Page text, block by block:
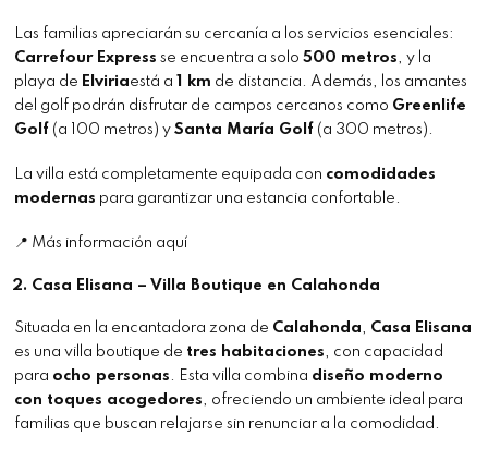
Las familias apreciarán su cercanía a los servicios esenciales:
Carrefour Express se encuentra a solo 500 metros, y la
playa de Elviriaestá a 1 km de distancia. Además, los amantes
del golf podrán disfrutar de campos cercanos como Greenlife
Golf (a 100 metros) y Santa María Golf (a 300 metros).
La villa está completamente equipada con comodidades
modernas para garantizar una estancia confortable.
📍 Más información aquí
2. Casa Elisana – Villa Boutique en Calahonda
Situada en la encantadora zona de Calahonda, Casa Elisana
es una villa boutique de tres habitaciones, con capacidad
para ocho personas . Esta villa combina diseño moderno
con toques acogedores, ofreciendo un ambiente ideal para
familias que buscan relajarse sin renunciar a la comodidad.